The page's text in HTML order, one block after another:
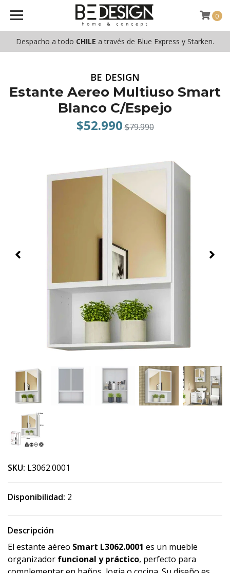
Despacho a todo CHILE a través de Blue Express y Starken.
0
BE DESIGN
Estante Aereo Multiuso Smart
Blanco C/Espejo
$52.990 $79.990
SKU: L3062.0001
Disponibilidad: 2
Descripción
El estante aéreo Smart L3062.0001 es un mueble
organizador funcional y práctico, perfecto para